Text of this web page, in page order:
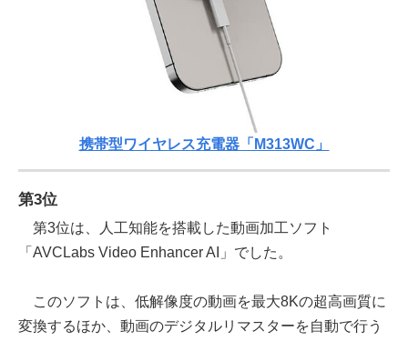
携帯型ワイヤレス充電器「M313WC」
第3位
第3位は、人工知能を搭載した動画加工ソフト
「AVCLabs Video Enhancer AI」でした。
このソフトは、低解像度の動画を最大8Kの超高画質に
変換するほか、動画のデジタルリマスターを自動で行う